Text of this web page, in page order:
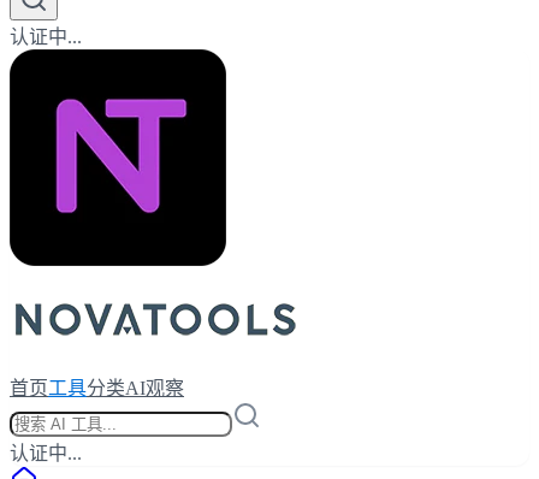
认证中...
首页工具分类AI观察
认证中...